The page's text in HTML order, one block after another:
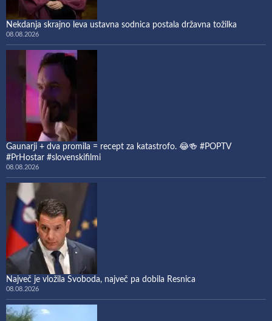
Nekdanja skrajno leva ustavna sodnica postala državna tožilka
08.08.2026
Gaunarji + dva promila = recept za katastrofo. 😂🍻 #POPTV
#PrHostar #slovenskifilmi
08.08.2026
Največ je vložila Svoboda, največ pa dobila Resnica
08.08.2026